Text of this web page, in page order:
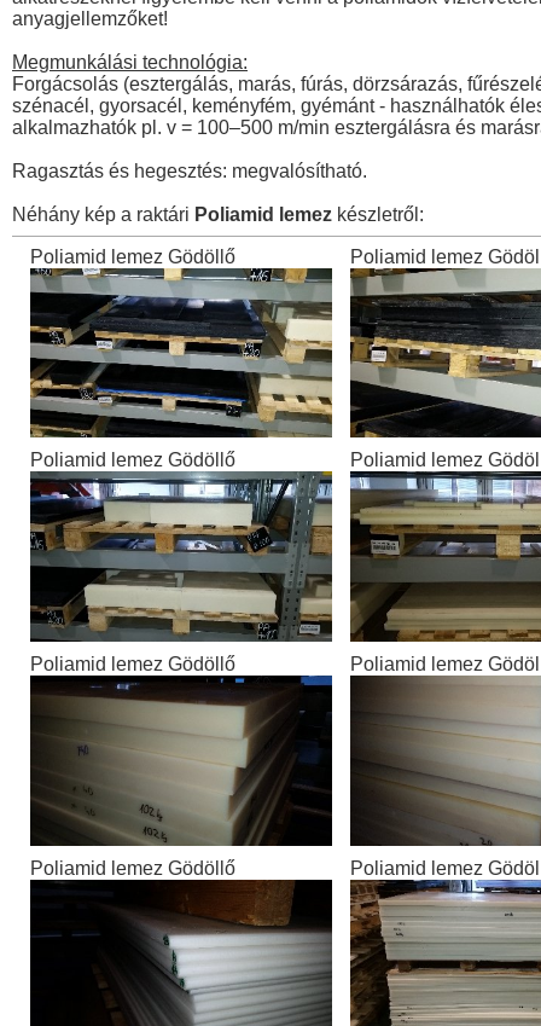
anyagjellemzőket!
Megmunkálási technológia:
Forgácsolás (esztergálás, marás, fúrás, dörzsárazás,
szénacél, gyorsacél, keményfém, gyémánt - használhatók
alkalmazhatók pl. v = 100–500 m/min esztergálásra és
Ragasztás és hegesztés: megvalósítható.
Néhány kép a raktári Poliamid lemez készletről:
Poliamid lemez Gödöllő Poliamid lemez
Poliamid lemez Gödöllő Poliamid lemez
Poliamid lemez Gödöllő Poliamid lemez
Poliamid lemez Gödöllő Poliamid lemez